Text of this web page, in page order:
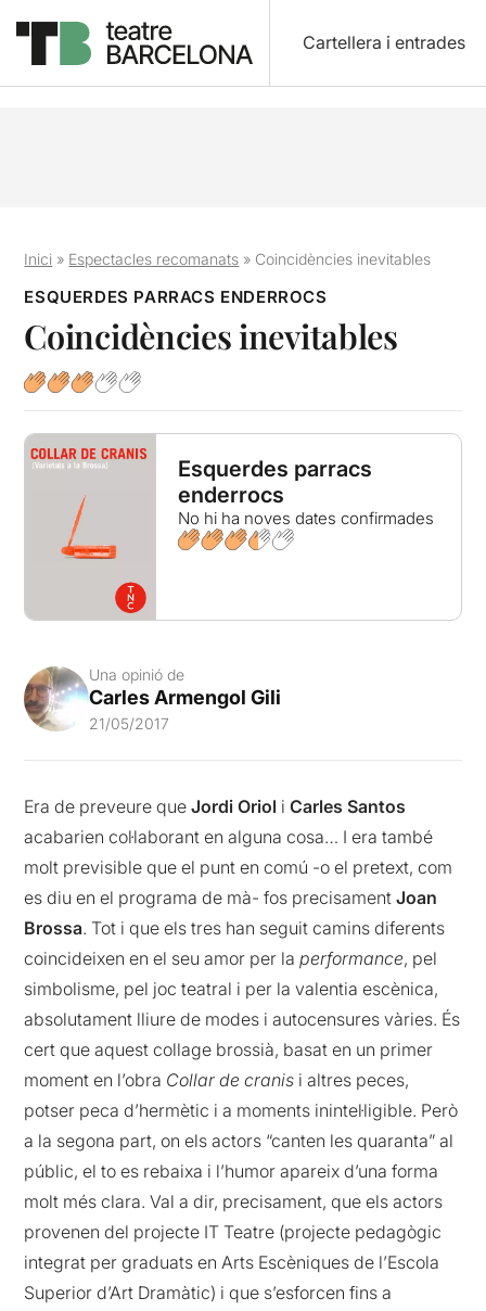
Cartellera i entrades
Inici » Espectacles recomanats » Coincidències inevitables
ESQUERDES PARRACS ENDERROCS
Coincidències inevitables
Esquerdes parracs
enderrocs
No hi ha noves dates confirmades
Una opinió de
Carles Armengol Gili
21/05/2017
Era de preveure queJordi Oriol iCarles Santos
acabarien col·laborant en alguna cosa… I era també
molt previsible que el punt en comú -o el pretext, com
es diu en el programa de mà- fos precisament Joan
Brossa. Tot i que els tres han seguit camins diferents
coincideixen en el seu amor per laperformance, pel
simbolisme, pel joc teatral i per la valentia escènica,
absolutament lliure de modes i autocensures vàries. És
cert que aquest collage brossià, basat en un primer
moment en l’obra Collar de cranis i altres peces,
potser peca d’hermètic i a moments inintel·ligible. Però
a la segona part, on els actors “canten les quaranta” al
públic, el to es rebaixa i l’humor apareix d’una forma
molt més clara. Val a dir, precisament, que els actors
provenen del projecte IT Teatre (projecte pedagògic
integrat per graduats en Arts Escèniques de l’Escola
Superior d’Art Dramàtic) i que s’esforcen fins a